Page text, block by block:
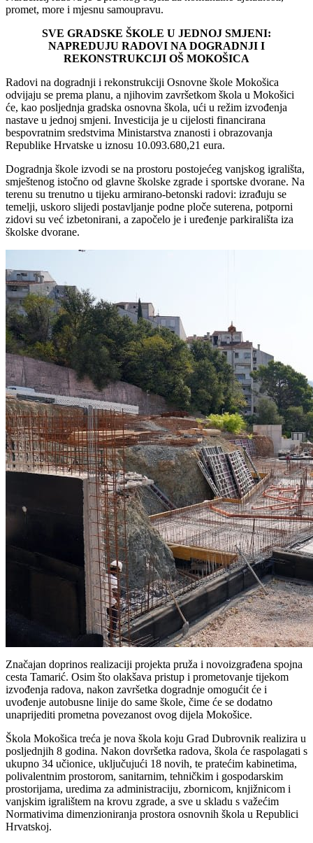
promet, more i mjesnu samoupravu.
SVE GRADSKE ŠKOLE U JEDNOJ SMJENI:
NAPREDUJU RADOVI NA DOGRADNJI I
REKONSTRUKCIJI OŠ MOKOŠICA
Radovi na dogradnji i rekonstrukciji Osnovne škole Mokošica
odvijaju se prema planu, a njihovim završetkom škola u Mokošici
će, kao posljednja gradska osnovna škola, ući u režim izvođenja
nastave u jednoj smjeni. Investicija je u cijelosti financirana
bespovratnim sredstvima Ministarstva znanosti i obrazovanja
Republike Hrvatske u iznosu 10.093.680,21 eura.
Dogradnja škole izvodi se na prostoru postojećeg vanjskog igrališta,
smještenog istočno od glavne školske zgrade i sportske dvorane. Na
terenu su trenutno u tijeku armirano-betonski radovi: izrađuju se
temelji, uskoro slijedi postavljanje podne ploče suterena, potporni
zidovi su već izbetonirani, a započelo je i uređenje parkirališta iza
školske dvorane.
Značajan doprinos realizaciji projekta pruža i novoizgrađena spojna
cesta Tamarić. Osim što olakšava pristup i prometovanje tijekom
izvođenja radova, nakon završetka dogradnje omogućit će i
uvođenje autobusne linije do same škole, čime će se dodatno
unaprijediti prometna povezanost ovog dijela Mokošice.
Škola Mokošica treća je nova škola koju Grad Dubrovnik realizira u
posljednjih 8 godina. Nakon dovršetka radova, škola će raspolagati s
ukupno 34 učionice, uključujući 18 novih, te pratećim kabinetima,
polivalentnim prostorom, sanitarnim, tehničkim i gospodarskim
prostorijama, uredima za administraciju, zbornicom, knjižnicom i
vanjskim igralištem na krovu zgrade, a sve u skladu s važećim
Normativima dimenzioniranja prostora osnovnih škola u Republici
Hrvatskoj.